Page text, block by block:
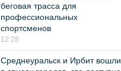
беговая трасса для
профессиональных
спортсменов
12:28
Среднеуральск и Ирбит вошли